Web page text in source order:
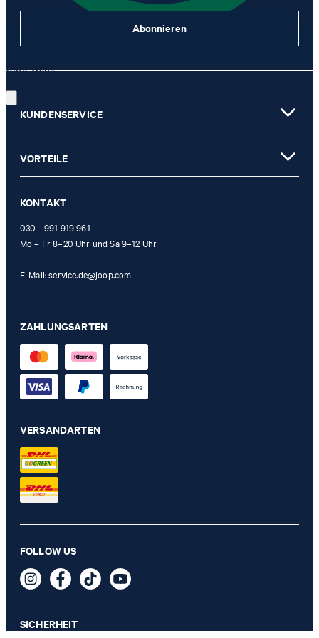
Badteppich JOOP! SPLIT in Pinie, 90 x 60 cm
89,95 €
inkl. MwSt
Aktionen, Produkt-Promotions zuzusenden.
* Pflichtfeld
** Der Gutschein ist gültig ab einem Mindest-Kaufwert von 150 EUR
Stores eingelöst werden.
Gute Wahl!
Abonnieren
KUNDENSERVICE
VORTEILE
KONTAKT
030 - 991 919 961
Mo – Fr 8–20 Uhr und Sa 9–12 Uhr
E-Mail:service.de@joop.com
ZAHLUNGSARTEN
VERSANDARTEN
FOLLOW US
SICHERHEIT